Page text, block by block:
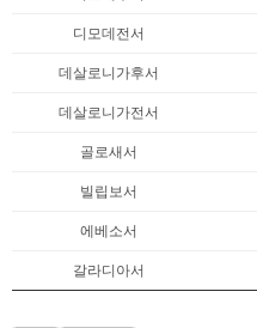
디모데전서
데살로니가후서
데살로니가전서
골로새서
빌립보서
에베소서
갈라디아서